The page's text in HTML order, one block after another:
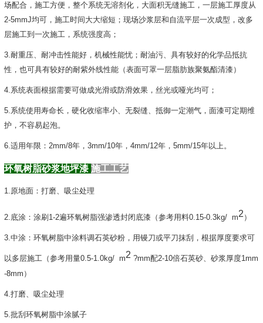
场配合，施工方便，整个系统无溶剂化，大面积无缝施工，一层施工厚度从
2-5mmJ均可，施工时间大大缩短；现场沙浆层和自流平层一次成型，改多
层施工到一次施工，系统强度高；
3.耐重压、耐冲击性能好，机械性能忧；耐油污、具有较好的化学品抵抗
性，也可具有较好的耐紫外线性能（表面可罩一层脂肪族聚氨酯清漆）
4.系统表面根据需要可做成光滑或防滑效果，丝光或哑光均可；
5.系统使用寿命长，硬化收缩率小、无裂缝、抵御一定潮气，面漆可定期维
护，不容易起泡。
6.适用年限：2mm/8年，3mm/10年，4mm/12年，5mm/15年以上。
环氧树脂砂浆地坪漆施工工艺
1.原地面：打磨、吸尘处理
2.底涂：涂刷1-2遍环氧树脂强渗透封闭底漆（参考用料0.15-0.3kg/ m2 ）
3.中涂：环氧树脂中涂料调石英砂粉，用镘刀或平刀抹刮，根据厚度要求可
以多层施工（参考用量0.5-1.0kg/ m2 ?mm配2-10倍石英砂、砂浆厚度1mm
-8mm）
4.打磨、吸尘处理
5.批刮环氧树脂中涂腻子